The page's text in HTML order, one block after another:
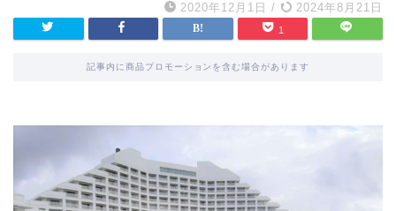
2020年12月1日 / 2024年8月21日
1
記事内に商品プロモーションを含む場合があります